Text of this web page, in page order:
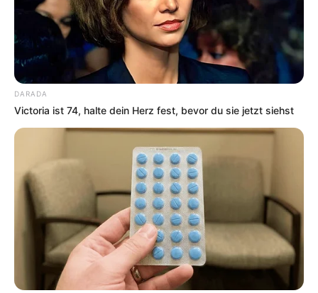
DARADA
Victoria ist 74, halte dein Herz fest, bevor du sie jetzt siehst